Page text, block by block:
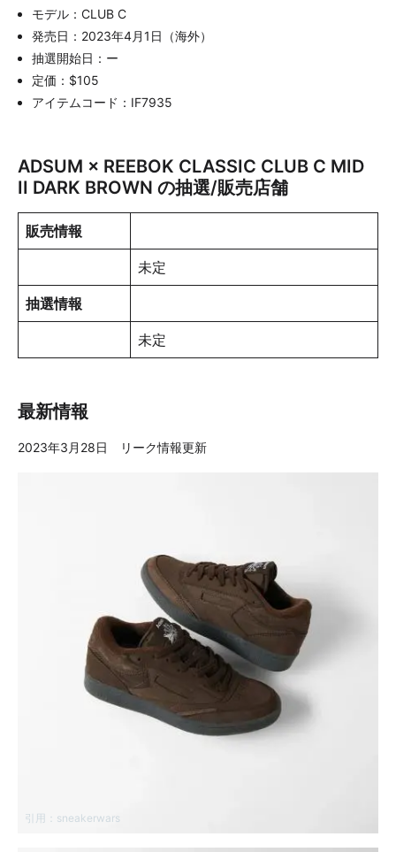
モデル：CLUB C
発売日：2023年4月1日（海外）
抽選開始日：ー
定価：$105
アイテムコード：IF7935
ADSUM × REEBOK CLASSIC CLUB C MID
II DARK BROWN の抽選/販売店舗
販売情報
未定
抽選情報
未定
最新情報
2023年3月28日 リーク情報更新
引用： sneakerwars